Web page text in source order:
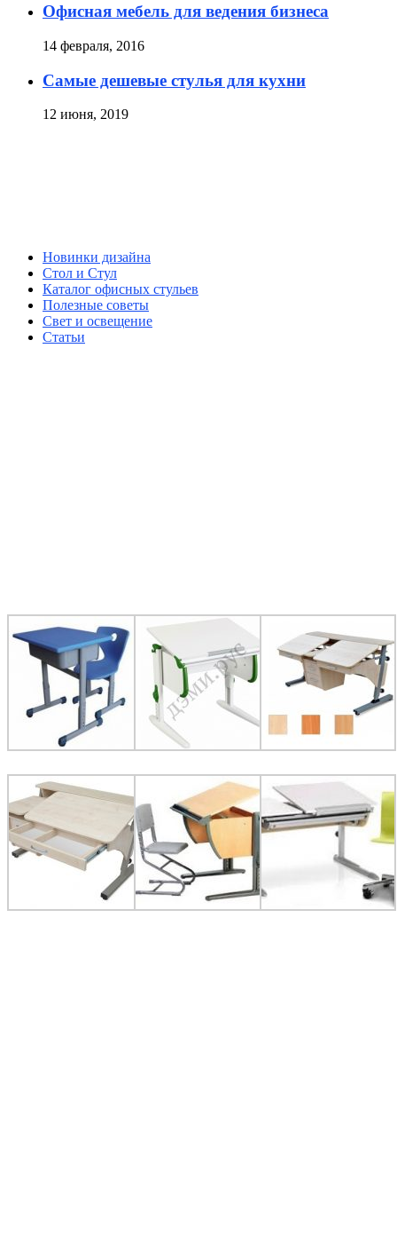
Офисная мебель для ведения бизнеса
14 февраля, 2016
Самые дешевые стулья для кухни
12 июня, 2019
Новинки дизайна
Стол и Стул
Каталог офисных стульев
Полезные советы
Свет и освещение
Статьи